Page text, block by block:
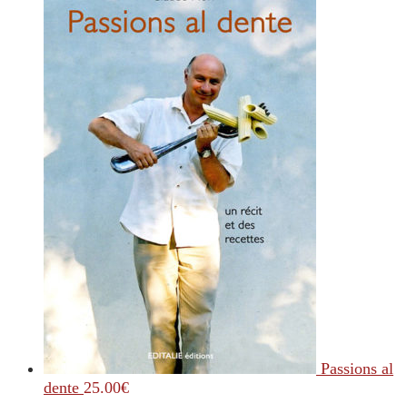
Passions al
dente 25.00€